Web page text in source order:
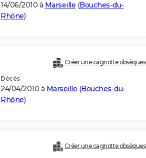
14/06/2010 à Marseille (Bouches-du-
Rhône)
Créer une cagnotte obsèques
Décès
24/04/2010 à Marseille (Bouches-du-
Rhône)
Créer une cagnotte obsèques